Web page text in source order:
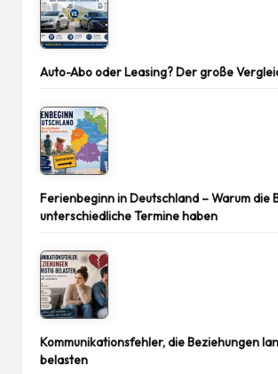
Auto-Abo oder Leasing? Der große
Ferienbeginn in Deutschland – Warum die
unterschiedliche Termine haben
Kommunikationsfehler, die Beziehungen
belasten